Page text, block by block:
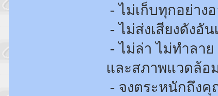
- ไม่เก็บทุกอย่าง
- ไม่ส่งเสียงดังอั
- ไม่ล่า ไม่ทำลา
และสภาพแวดล้อ
- จงตระหนักถึง